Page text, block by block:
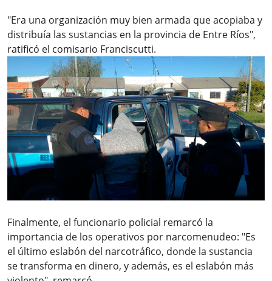
"Era una organización muy bien armada que acopiaba y
distribuía las sustancias en la provincia de Entre Ríos",
ratificó el comisario Franciscutti.
Finalmente, el funcionario policial remarcó la
importancia de los operativos por narcomenudeo: "Es
el último eslabón del narcotráfico, donde la sustancia
se transforma en dinero, y además, es el eslabón más